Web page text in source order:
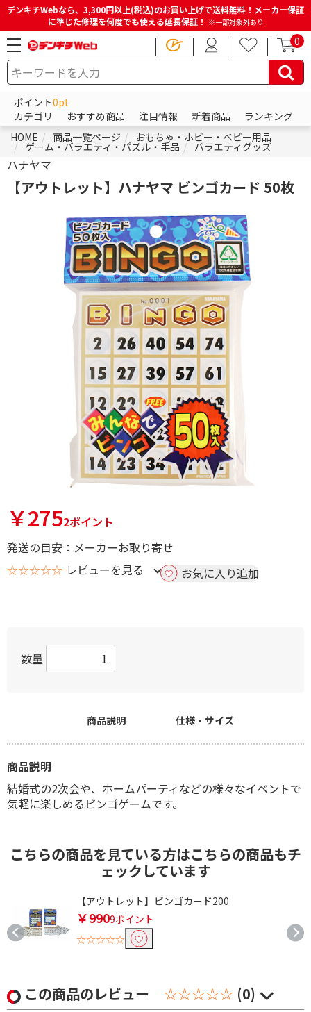
デンキチWebなら、3,300円以上(税込)のお買い上げで送料無料！メーカー保証
に準じた修理を何度でも使える延長保証！ ※一部対象外あり
0
ポイント0pt
カテゴリ
おすすめ商品 注目情報 新着商品
ランキング
HOME
商品一覧ページ おもちゃ・ホビー・ベビー用品
ゲーム・バラエティ・パズル・手品 バラエティグッズ
ハナヤマ
【アウトレット】ハナヤマ ビンゴカード 50枚
￥2752ポイント
発送の目安：メーカーお取り寄せ
☆☆☆☆☆ レビューを見る お気に入り追加
数量
商品説明 仕様・サイズ
商品説明
結婚式の2次会や、ホームパーティなどの様々なイベントで
気軽に楽しめるビンゴゲームです。
こちらの商品を見ている方はこちらの商品もチ
ェックしています
【アウトレット】ビンゴカード200
￥9909ポイント
☆☆☆☆☆
この商品のレビュー ☆☆☆☆☆ (0)